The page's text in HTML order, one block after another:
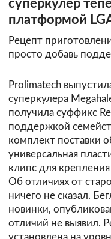
суперкулер
платформой
Рецепт
просто добавь
Prolimatech
суперкулера
получила суффикс
поддержкой
комплект поставки
универсальная
клипс для
Об отличиях от
ничего не сказал.
новинки,
отличий не выявил.
установлена на